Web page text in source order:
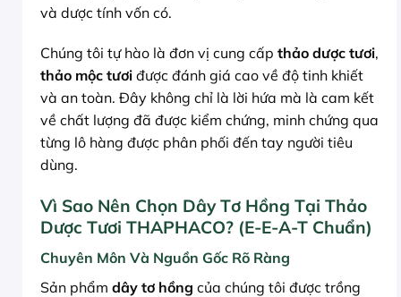
và dược tính vốn có.
Chúng tôi tự hào là đơn vị cung cấp thảo dược tươi,
thảo mộc tươi được đánh giá cao về độ tinh khiết
và an toàn. Đây không chỉ là lời hứa mà là cam kết
về chất lượng đã được kiểm chứng, minh chứng qua
từng lô hàng được phân phối đến tay người tiêu
dùng.
Vì Sao Nên Chọn Dây Tơ Hồng Tại Thảo
Dược Tươi THAPHACO? (E-E-A-T Chuẩn)
Chuyên Môn Và Nguồn Gốc Rõ Ràng
Sản phẩm dây tơ hồng của chúng tôi được trồng